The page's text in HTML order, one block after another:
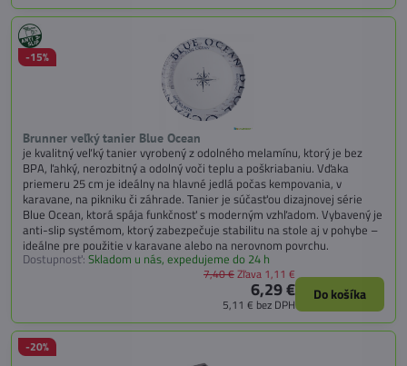
Brunner veľký tanier Blue Ocean
-15%
je kvalitný veľký tanier vyrobený z odolného melamínu, ktorý je bez
BPA, ľahký, nerozbitný a odolný voči teplu a poškriabaniu. Vďaka
priemeru 25 cm je ideálny na hlavné jedlá počas kempovania, v
karavane, na pikniku či záhrade. Tanier je súčasťou dizajnovej série
Blue Ocean, ktorá spája funkčnosť s moderným vzhľadom. Vybavený je
anti-slip systémom, ktorý zabezpečuje stabilitu na stole aj v pohybe –
ideálne pre použitie v karavane alebo na nerovnom povrchu.
Dostupnosť: Skladom u nás, expedujeme do 24 h
6,29 €
5,11 € bez DPH
7,40 €Zľava 1,11 €
Do košíka
-20%